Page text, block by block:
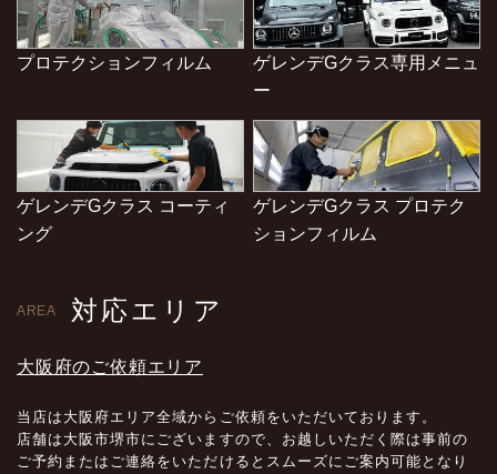
プロテクションフィルム
ゲレンデGクラス専用メニュ
ー
ゲレンデGクラス コーティ
ング
ゲレンデGクラス プロテク
ションフィルム
AREA 対応エリア
大阪府のご依頼エリア
当店は大阪府エリア全域からご依頼をいただいております。
店舗は大阪市堺市にございますので、お越しいただく際は事前の
ご予約またはご連絡をいただけるとスムーズにご案内可能となり